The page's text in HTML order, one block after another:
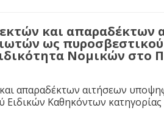
και απαραδέκτων
ως
Νομικών στο
απαραδέκτων αιτήσεων
Καθηκόντων κατηγορίας